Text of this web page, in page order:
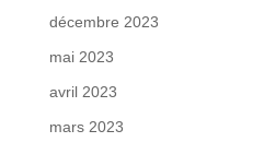
décembre 2023
mai 2023
avril 2023
mars 2023